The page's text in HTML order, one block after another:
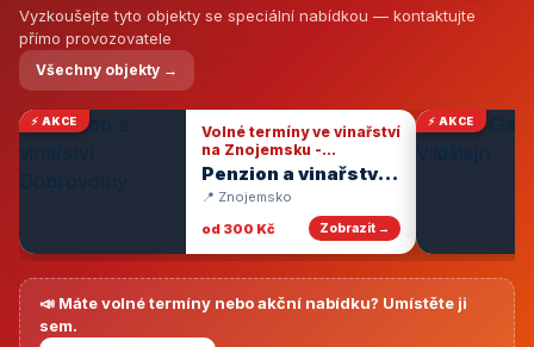
Vyzkoušejte tyto objekty se speciální nabídkou — kontaktujte
přímo provozovatele
Všechny objekty →
⚡ AKCE
Volné termíny ve vinařství
na Znojemsku -
degustace vín
Penzion a vinařství
Dobrovolný
📍 Znojemsko
od 300 Kč
Zobrazit →
⚡ AKCE
📣 Máte volné termíny nebo akční nabídku? Umístěte ji
sem.